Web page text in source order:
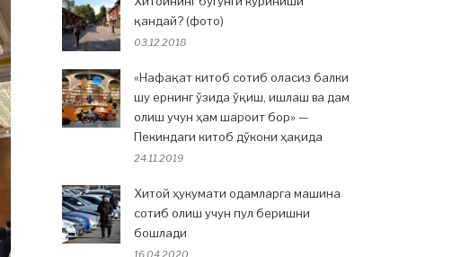
қандай? (фото)
03.12.2018
«Нафақат китоб сотиб оласиз балки
шу ернинг ўзида ўқиш, ишлаш ва дам
олиш учун ҳам шароит бор» —
Пекиндаги китоб дўкони ҳақида
24.11.2019
Хитой ҳукумати одамларга машина
сотиб олиш учун пул беришни
бошлади
16.04.2020